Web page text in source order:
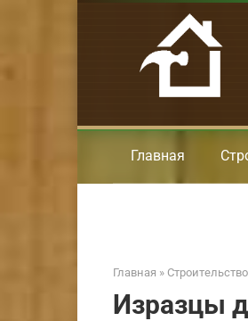
Главная
Главная » Строительство
Изразцы